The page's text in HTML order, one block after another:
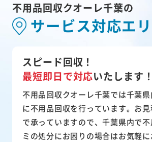
不用品回収クオーレ千葉の
サービス対応エ
スピード回収！
最短即日で対応いたします！
不用品回収クオーレ千葉では千葉
に不用品回収を行っています。お
で承っていますので、千葉県内で
ミの処分にお困りの場合はお気軽